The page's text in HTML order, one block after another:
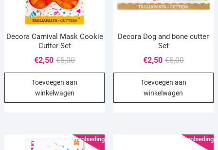
Decora Carnival Mask Cookie
Cutter Set
€5,00Oorspronkelijke
prijs
was:
€2,50
Huidige
prijs
is:
Toevoegen aan
winkelwagen
Decora Dog and bone cutter
Set
€5,00
prijs
was:
€2,50
Huidige
prijs
is:
Toevoegen aan
winkelwagen
Aanbieding! Aanbieding!